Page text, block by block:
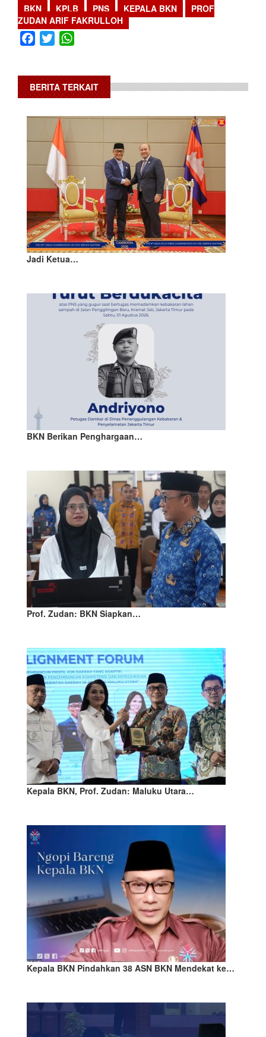
BKN
KPLB PNS KEPALA BKN
PROF
ZUDAN ARIF FAKRULLOH
Facebook
Twitter
BERITA TERKAIT
Jadi Ketua…
BKN Berikan Penghargaan…
Prof. Zudan: BKN Siapkan…
Kepala BKN, Prof. Zudan: Maluku Utara…
Kepala BKN Pindahkan 38 ASN BKN Mendekat ke…